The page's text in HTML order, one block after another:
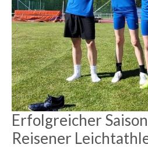
Erfolgreicher
Reisener